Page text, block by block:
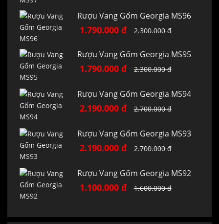
Rượu Vang Gốm Georgia MS96
1.790.000 đ 2.300.000 đ
Rượu Vang Gốm Georgia MS95
1.790.000 đ 2.300.000 đ
Rượu Vang Gốm Georgia MS94
2.190.000 đ 2.700.000 đ
Rượu Vang Gốm Georgia MS93
2.190.000 đ 2.700.000 đ
Rượu Vang Gốm Georgia MS92
1.100.000 đ 1.600.000 đ